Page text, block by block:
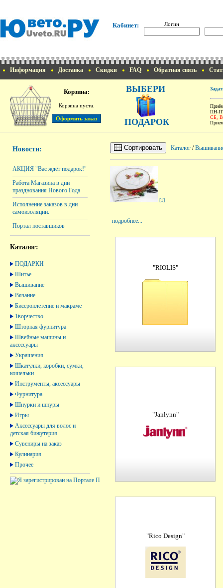
Кабинет: Логин
Информация Доставка Скидки FAQ Обратная связь
Корзина:
Корзина пуста.
ВЫБЕРИ
ПОДАРОК
ПН-
СБ,
Новости:
АКЦИЯ "Вас ждёт подарок!"
Работа Магазина в дни
празднования Нового Года
Исполнение заказов в дни
самоизоляции.
Портал поставщиков
Каталог:
ПОДАРКИ
Шитье
Вышивание
Вязание
Бисероплетение и макраме
Творчество
Шторная фурнитура
Швейные машины и
аксессуары
Украшения
Шкатулки, коробки, сумки,
кошельки
Инструменты, аксессуары
Фурнитура
Шнурки и шнуры
Игры
Аксессуары для волос и
детская бижутерия
Сувениры на заказ
Кулинария
Прочее
Сортировать Каталог /
[1]
подробнее...
"RIOLIS"
"Janlynn"
"Rico Design"